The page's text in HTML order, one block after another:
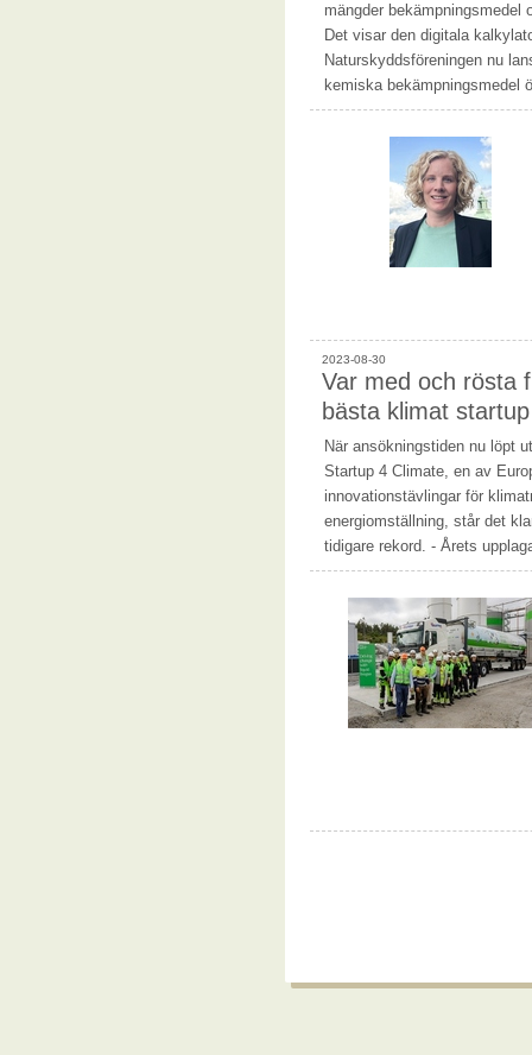
mängder bekämpningsmedel
Det visar den digitala
Naturskyddsföreningen nu
kemiska bekämpningsmedel
2023-08-30
Var med och rösta
bästa klimat startup
När ansökningstiden nu löpt
Startup 4 Climate, en av
innovationstävlingar för
energiomställning, står det
tidigare rekord. - Årets